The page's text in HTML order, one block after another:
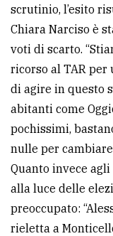
scrutinio, l’esito
Chiara Narciso è
voti di scarto.
ricorso al TAR per
di agire in questo
abitanti come
pochissimi,
nulle per cambiare
Quanto invece
alla luce delle
preoccupato:
rieletta a